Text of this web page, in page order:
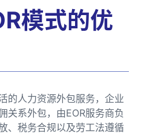
模式的优
的人力资源外包服务，企业
关系外包，由EOR服务商负
、税务合规以及劳工法遵循